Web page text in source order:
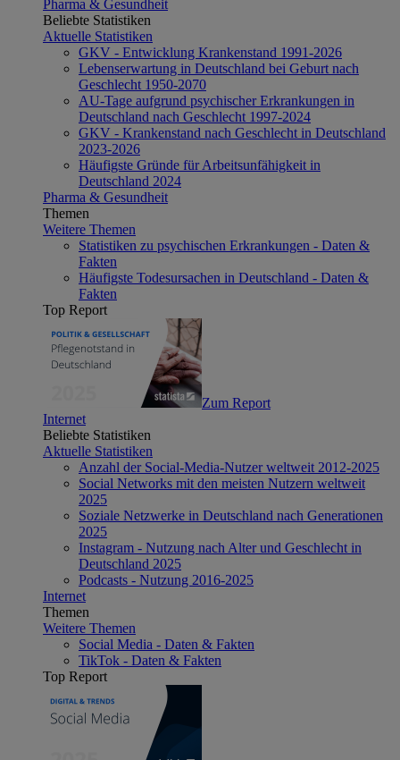
Pharma & Gesundheit
Beliebte Statistiken
Aktuelle Statistiken
GKV - Entwicklung Krankenstand 1991-2026
Lebenserwartung in Deutschland bei Geburt nach
Geschlecht 1950-2070
AU-Tage aufgrund psychischer Erkrankungen in
Deutschland nach Geschlecht 1997-2024
GKV - Krankenstand nach Geschlecht in Deutschland
2023-2026
Häufigste Gründe für Arbeitsunfähigkeit in
Deutschland 2024
Pharma & Gesundheit
Themen
Weitere Themen
Statistiken zu psychischen Erkrankungen - Daten &
Fakten
Häufigste Todesursachen in Deutschland - Daten &
Fakten
Top Report
Zum Report
Internet
Beliebte Statistiken
Aktuelle Statistiken
Anzahl der Social-Media-Nutzer weltweit 2012-2025
Social Networks mit den meisten Nutzern weltweit
2025
Soziale Netzwerke in Deutschland nach Generationen
2025
Instagram - Nutzung nach Alter und Geschlecht in
Deutschland 2025
Podcasts - Nutzung 2016-2025
Internet
Themen
Weitere Themen
Social Media - Daten & Fakten
TikTok - Daten & Fakten
Top Report